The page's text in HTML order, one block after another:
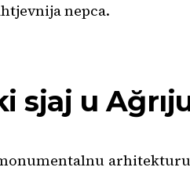
nepca.
sjaj u